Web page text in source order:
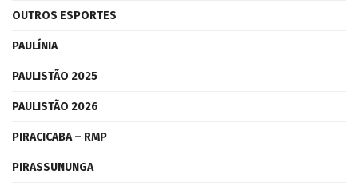
OUTROS ESPORTES
PAULÍNIA
PAULISTÃO 2025
PAULISTÃO 2026
PIRACICABA – RMP
PIRASSUNUNGA